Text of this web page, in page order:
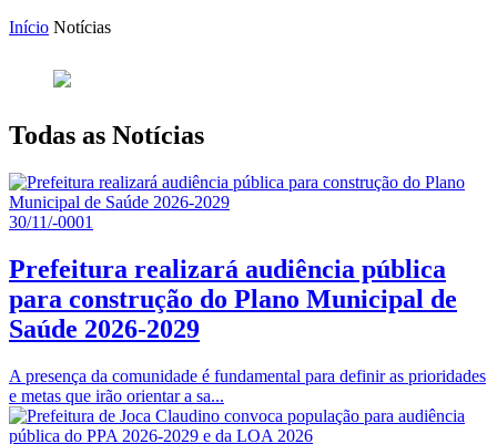
Início Notícias
Todas as Notícias
30/11/-0001
Prefeitura realizará audiência pública
para construção do Plano Municipal de
Saúde 2026-2029
A presença da comunidade é fundamental para definir as prioridades
e metas que irão orientar a sa...